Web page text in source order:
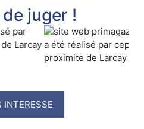
juger !
INTERESSE